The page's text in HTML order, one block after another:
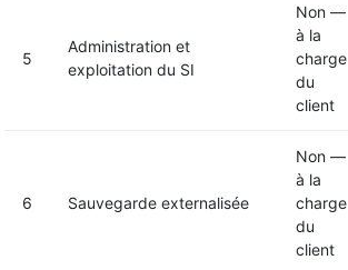
5
Administration et
exploitation du SI
Non —
à la
charge
du
client
6 Sauvegarde externalisée
Non —
à la
charge
du
client